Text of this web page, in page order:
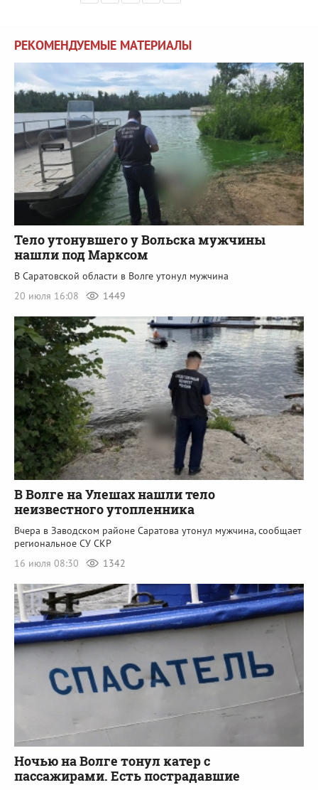
РЕКОМЕНДУЕМЫЕ МАТЕРИАЛЫ
Тело утонувшего у Вольска мужчины
нашли под Марксом
В Саратовской области в Волге утонул мужчина
20 июля 16:08
1449
В Волге на Улешах нашли тело
неизвестного утопленника
Вчера в Заводском районе Саратова утонул мужчина, сообщает
региональное СУ СКР
16 июля 08:30
1342
Ночью на Волге тонул катер с
пассажирами. Есть пострадавшие